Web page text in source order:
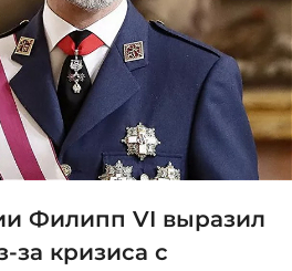
Филипп VI выразил
за кризиса с